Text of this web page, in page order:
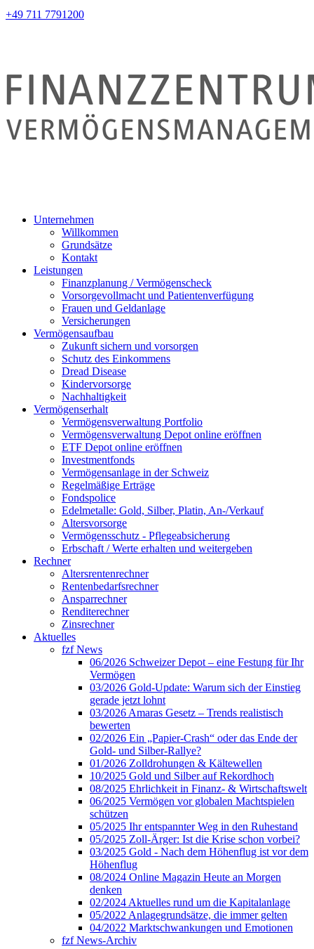
+49 711 7791200
Unternehmen
Willkommen
Grundsätze
Kontakt
Leistungen
Finanzplanung / Vermögenscheck
Vorsorgevollmacht und Patientenverfügung
Frauen und Geldanlage
Versicherungen
Vermögensaufbau
Zukunft sichern und vorsorgen
Schutz des Einkommens
Dread Disease
Kindervorsorge
Nachhaltigkeit
Vermögenserhalt
Vermögensverwaltung Portfolio
Vermögensverwaltung Depot online eröffnen
ETF Depot online eröffnen
Investmentfonds
Vermögensanlage in der Schweiz
Regelmäßige Erträge
Fondspolice
Edelmetalle: Gold, Silber, Platin, An-/Verkauf
Altersvorsorge
Vermögensschutz - Pflegeabsicherung
Erbschaft / Werte erhalten und weitergeben
Rechner
Altersrentenrechner
Rentenbedarfsrechner
Ansparrechner
Renditerechner
Zinsrechner
Aktuelles
fzf News
06/2026 Schweizer Depot – eine Festung für Ihr
Vermögen
03/2026 Gold-Update: Warum sich der Einstieg
gerade jetzt lohnt
03/2026 Amaras Gesetz – Trends realistisch
bewerten
02/2026 Ein „Papier-Crash“ oder das Ende der
Gold- und Silber-Rallye?
01/2026 Zolldrohungen & Kältewellen
10/2025 Gold und Silber auf Rekordhoch
08/2025 Ehrlichkeit in Finanz- & Wirtschaftswelt
06/2025 Vermögen vor globalen Machtspielen
schützen
05/2025 Ihr entspannter Weg in den Ruhestand
05/2025 Zoll-Ärger: Ist die Krise schon vorbei?
03/2025 Gold - Nach dem Höhenflug ist vor dem
Höhenflug
08/2024 Online Magazin Heute an Morgen
denken
02/2024 Aktuelles rund um die Kapitalanlage
05/2022 Anlagegrundsätze, die immer gelten
04/2022 Marktschwankungen und Emotionen
fzf News-Archiv